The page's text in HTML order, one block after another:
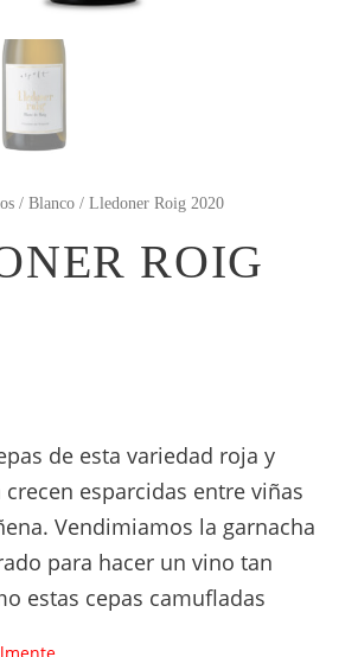
/ Blanco / Lledoner Roig 2020
ROIG
de esta variedad roja y
esparcidas entre viñas
Vendimiamos la garnacha
para hacer un vino tan
estas cepas camufladas